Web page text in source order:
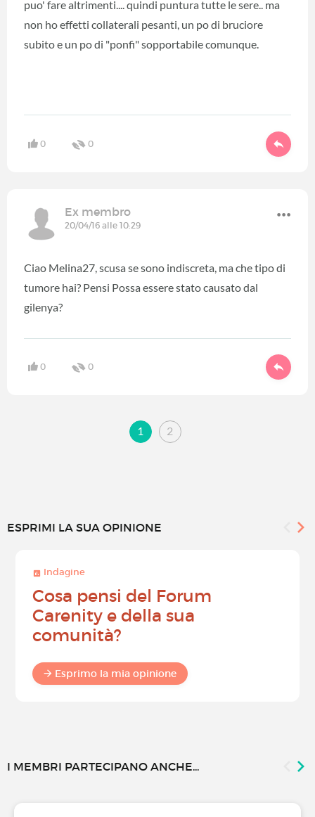
puo' fare altrimenti.... quindi puntura tutte le sere.. ma
non ho effetti collaterali pesanti, un po di bruciore
subito e un po di "ponfi" sopportabile comunque.
0 0
Ex membro
20/04/16 alle 10:29
Ciao Melina27, scusa se sono indiscreta, ma che tipo di
tumore hai? Pensi Possa essere stato causato dal
gilenya?
0 0
1 2
ESPRIMI LA SUA OPINIONE
Indagine
Cosa pensi del Forum
Carenity e della sua
comunità?
Esprimo la mia opinione
I MEMBRI PARTECIPANO ANCHE...